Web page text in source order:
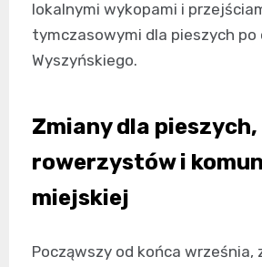
lokalnymi wykopami i
tymczasowymi dla pieszych po
Wyszyńskiego.
Zmiany dla pieszych,
rowerzystów i
miejskiej
Począwszy od końca września,